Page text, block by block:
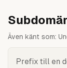
Även känt som:
Prefix till en